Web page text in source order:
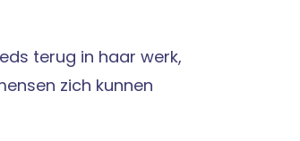
terug in haar werk,
zich kunnen